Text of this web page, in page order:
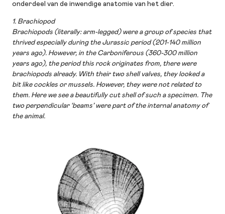
onderdeel van de inwendige anatomie van het dier.
1. Brachiopod
Brachiopods (literally: arm-legged) were a group of species that
thrived especially during the Jurassic period (201-140 million
years ago). However, in the Carboniferous (360-300 million
years ago), the period this rock originates from, there were
brachiopods already. With their two shell valves, they looked a
bit like cockles or mussels. However, they were not related to
them. Here we see a beautifully cut shell of such a specimen. The
two perpendicular ‘beams’ were part of the internal anatomy of
the animal.